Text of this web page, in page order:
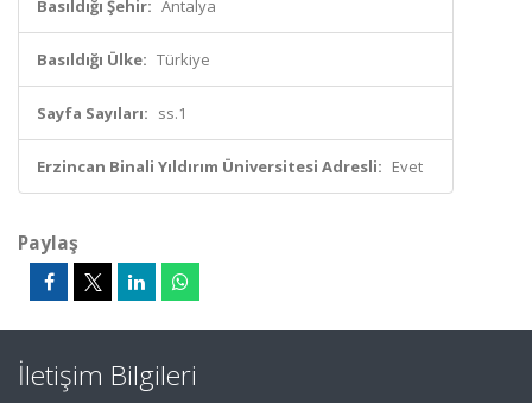
Basıldığı Şehir: Antalya
Basıldığı Ülke: Türkiye
Sayfa Sayıları: ss.1
Erzincan Binali Yıldırım Üniversitesi Adresli: Evet
Paylaş
İletişim Bilgileri